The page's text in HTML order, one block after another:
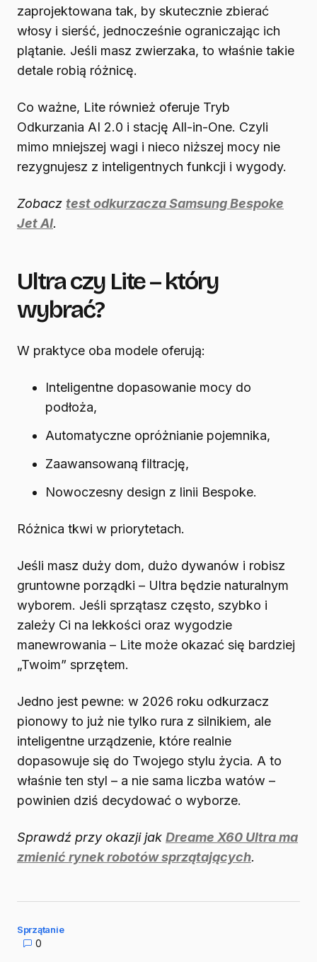
zaprojektowana tak, by skutecznie zbierać
włosy i sierść, jednocześnie ograniczając ich
plątanie. Jeśli masz zwierzaka, to właśnie takie
detale robią różnicę.
Co ważne, Lite również oferuje Tryb
Odkurzania AI 2.0 i stację All-in-One. Czyli
mimo mniejszej wagi i nieco niższej mocy nie
rezygnujesz z inteligentnych funkcji i wygody.
Zobacz test odkurzacza Samsung Bespoke
Jet AI.
Ultra czy Lite – który
wybrać?
W praktyce oba modele oferują:
Inteligentne dopasowanie mocy do
podłoża,
Automatyczne opróżnianie pojemnika,
Zaawansowaną filtrację,
Nowoczesny design z linii Bespoke.
Różnica tkwi w priorytetach.
Jeśli masz duży dom, dużo dywanów i robisz
gruntowne porządki – Ultra będzie naturalnym
wyborem. Jeśli sprzątasz często, szybko i
zależy Ci na lekkości oraz wygodzie
manewrowania – Lite może okazać się bardziej
„Twoim” sprzętem.
Jedno jest pewne: w 2026 roku odkurzacz
pionowy to już nie tylko rura z silnikiem, ale
inteligentne urządzenie, które realnie
dopasowuje się do Twojego stylu życia. A to
właśnie ten styl – a nie sama liczba watów –
powinien dziś decydować o wyborze.
Sprawdź przy okazji jak Dreame X60 Ultra ma
zmienić rynek robotów sprzątających.
Sprzątanie
0